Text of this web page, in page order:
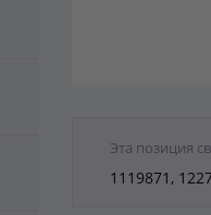
Эта позиция
1119871,